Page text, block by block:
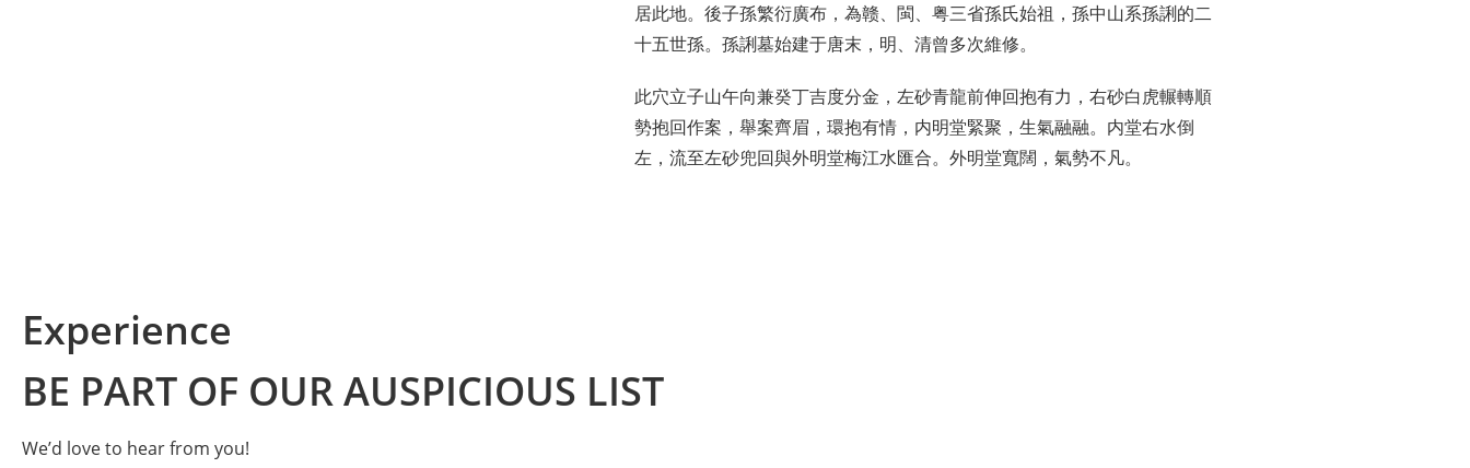
居此地。後子孫繁衍廣布，為赣、閩、粤三省孫氏始祖，孫中山系孫誗的二
十五世孫。孫誗墓始建于唐末，明、清曾多次維修。
此穴立子山午向兼癸丁吉度分金，左砂青龍前伸回抱有力，右砂白虎輾轉順
勢抱回作案，舉案齊眉，環抱有情，内明堂緊聚，生氣融融。内堂右水倒
左，流至左砂兜回與外明堂梅江水匯合。外明堂寬闊，氣勢不凡。
Experience
BE PART OF OUR AUSPICIOUS LIST
We’d love to hear from you!